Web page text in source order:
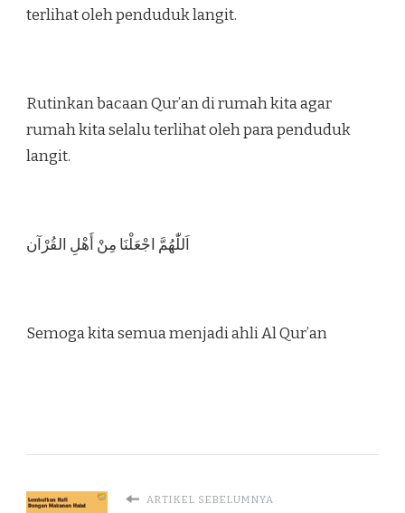
terlihat oleh penduduk langit.
Rutinkan bacaan Qur’an di rumah kita agar
rumah kita selalu terlihat oleh para penduduk
langit.
اَللّٰهُمَّ اجْعَلْنَا مِنْ أَهْلِ القُرْآن
Semoga kita semua menjadi ahli Al Qur’an
ARTIKEL SEBELUMNYA